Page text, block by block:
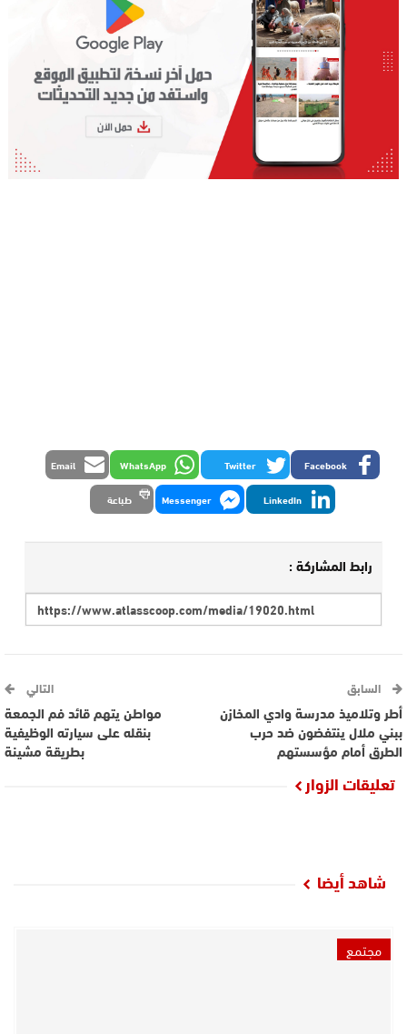
Facebook
Twitter
WhatsApp
Email
LinkedIn
Messenger طباعة
رابط المشاركة :
السابق
أطر وتلاميذ مدرسة وادي المخازن
ببني ملال ينتفضون ضد حرب
الطرق أمام مؤسستهم
التالي
مواطن يتهم قائد فم الجمعة
بنقله على سيارته الوظيفية
بطريقة مشينة
تعليقات الزوار
شاهد أيضا
مجتمع